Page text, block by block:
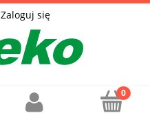
Zaloguj się